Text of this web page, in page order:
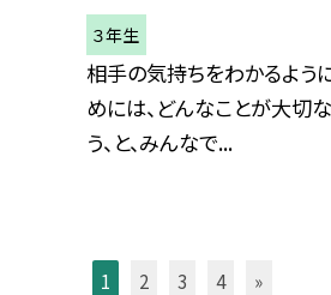
３年生
相手の気持ちをわかるよう
めには、どんなことが大切
う、と、みんなで...
1 2 3 4 »